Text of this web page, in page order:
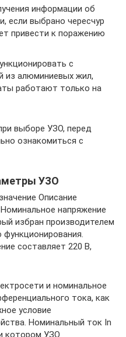
информации об
если выбрано чересчур
привести к поражению
с
из алюминиевых жил,
работают только на
выборе УЗО, перед
ознакомиться с
УЗО
Описание
напряжение
избран производителем
функционирования.
составляет 220 В,
и номинальное
тока, как
условие
Номинальный ток In
котором УЗО